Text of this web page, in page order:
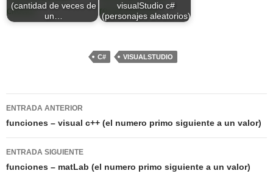
(cantidad de veces de
un…
visualStudio c#
(personajes aleatorios)
C# VISUALSTUDIO
Navegación
de
entradas
ENTRADA ANTERIOR
funciones – visual c++ (el numero primo siguiente a un valor)
ENTRADA SIGUIENTE
funciones – matLab (el numero primo siguiente a un valor)